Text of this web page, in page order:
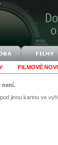
FILMOVÉ
není.
jinou kartou ve